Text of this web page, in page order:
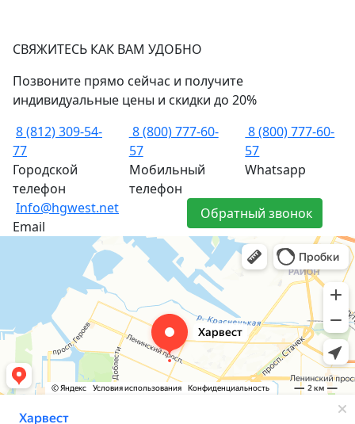
СВЯЖИТЕСЬ КАК ВАМ УДОБНО
Позвоните прямо сейчас и получите
индивидуальные цены и скидки до 20%
8 (812) 309-54-
77
Городской
телефон
8 (800) 777-60-
57
Мобильный
телефон
8 (800) 777-60-
57
Whatsapp
Info@hgwest.net
Email
Обратный звонок